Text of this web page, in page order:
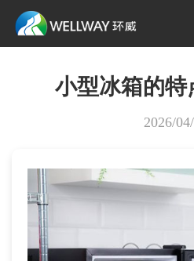
小型冰箱的特
2026/